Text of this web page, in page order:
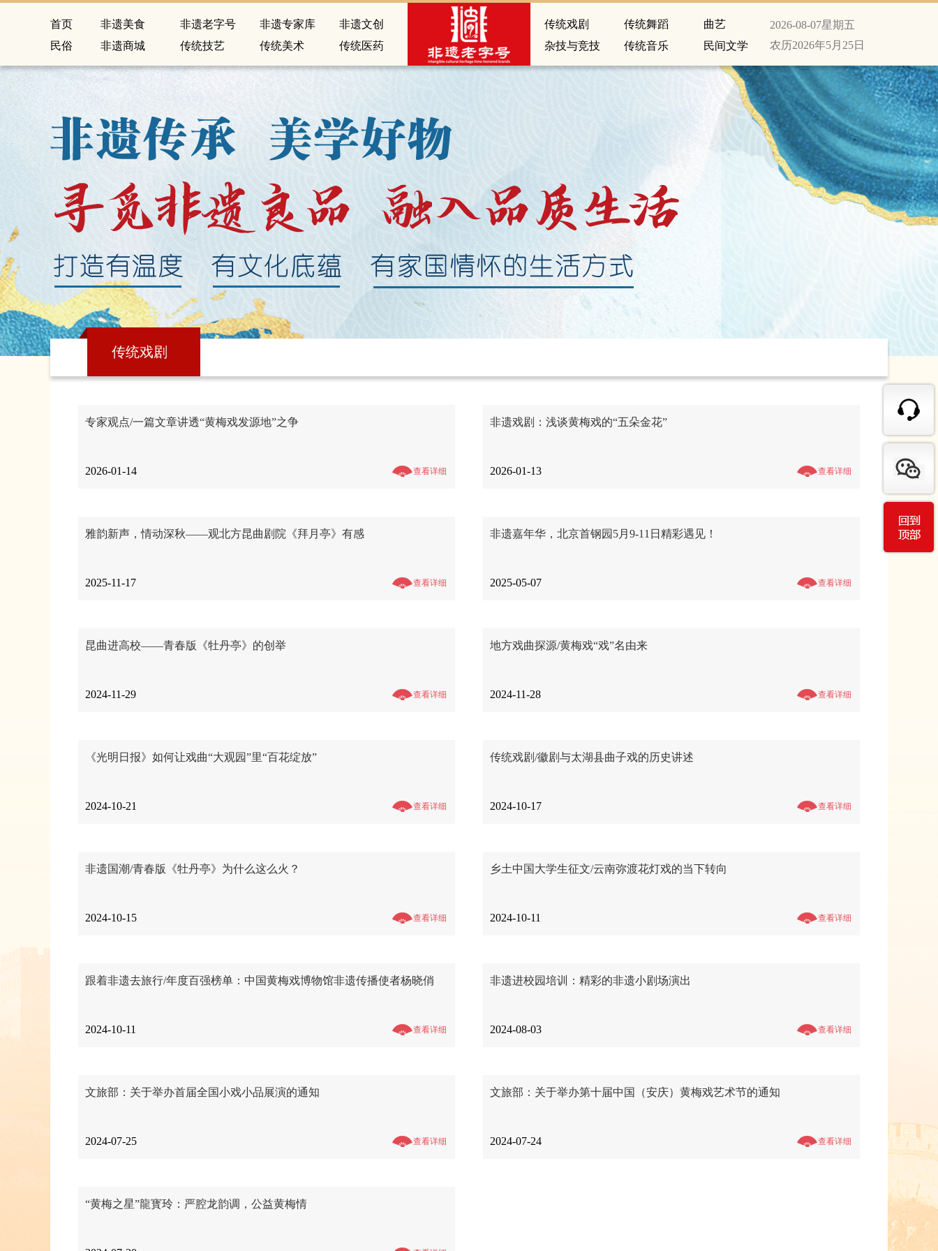
首页 非遗美食 非遗老字号 非遗专家库
非遗文创
民俗
非遗商城 传统技艺 传统美术 传统医药
传统戏剧 传统舞蹈
曲艺
杂技与竞技
传统音乐 民间文学
2026-08-07星期五
农历2026年5月25日
传统戏剧
专家观点/一篇文章讲透“黄梅戏发源地”之争
2026-01-14 查看详细
非遗戏剧：浅谈黄梅戏的“五朵金花”
2026-01-13 查看详细
雅韵新声，情动深秋——观北方昆曲剧院《拜月亭》有感
2025-11-17 查看详细
非遗嘉年华，北京首钢园5月9-11日精彩遇见！
2025-05-07 查看详细
昆曲进高校——青春版《牡丹亭》的创举
2024-11-29 查看详细
地方戏曲探源/黄梅戏“戏”名由来
2024-11-28 查看详细
《光明日报》如何让戏曲“大观园”里“百花绽放”
2024-10-21 查看详细
传统戏剧/徽剧与太湖县曲子戏的历史讲述
2024-10-17 查看详细
非遗国潮/青春版《牡丹亭》为什么这么火？
2024-10-15 查看详细
乡土中国大学生征文/云南弥渡花灯戏的当下转向
2024-10-11 查看详细
跟着非遗去旅行/年度百强榜单：中国黄梅戏博物馆非遗传播使者杨晓俏
2024-10-11 查看详细
非遗进校园培训：精彩的非遗小剧场演出
2024-08-03 查看详细
文旅部：关于举办首届全国小戏小品展演的通知
2024-07-25 查看详细
文旅部：关于举办第十届中国（安庆）黄梅戏艺术节的通知
2024-07-24 查看详细
“黄梅之星”龍寳玲：严腔龙韵调，公益黄梅情